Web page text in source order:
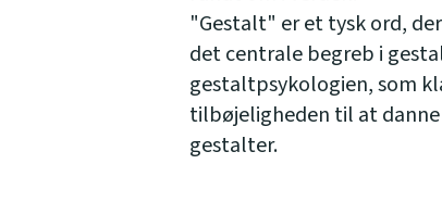
"Gestalt" er et tysk ord,
det centrale begreb i
gestaltpsykologien, som
tilbøjeligheden til at
gestalter.